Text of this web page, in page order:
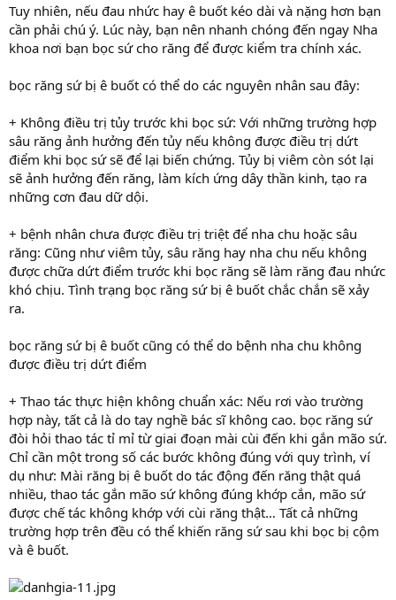
Tuy nhiên, nếu đau nhức hay ê buốt kéo dài và nặng hơn bạn
cần phải chú ý. Lúc này, bạn nên nhanh chóng đến ngay Nha
khoa nơi bạn bọc sứ cho răng để được kiểm tra chính xác.
bọc răng sứ bị ê buốt có thể do các nguyên nhân sau đây:
+ Không điều trị tủy trước khi bọc sứ: Với những trường hợp
sâu răng ảnh hưởng đến tủy nếu không được điều trị dứt
điểm khi bọc sứ sẽ để lại biến chứng. Tủy bị viêm còn sót lại
sẽ ảnh hưởng đến răng, làm kích ứng dây thần kinh, tạo ra
những cơn đau dữ dội.
+ bệnh nhân chưa được điều trị triệt để nha chu hoặc sâu
răng: Cũng như viêm tủy, sâu răng hay nha chu nếu không
được chữa dứt điểm trước khi bọc răng sẽ làm răng đau nhức
khó chịu. Tình trạng bọc răng sứ bị ê buốt chắc chắn sẽ xảy
ra.
bọc răng sứ bị ê buốt cũng có thể do bệnh nha chu không
được điều trị dứt điểm
+ Thao tác thực hiện không chuẩn xác: Nếu rơi vào trường
hợp này, tất cả là do tay nghề bác sĩ không cao. bọc răng sứ
đòi hỏi thao tác tỉ mỉ từ giai đoạn mài cùi đến khi gắn mão sứ.
Chỉ cần một trong số các bước không đúng với quy trình, ví
dụ như: Mài răng bị ê buốt do tác động đến răng thật quá
nhiều, thao tác gắn mão sứ không đúng khớp cắn, mão sứ
được chế tác không khớp với cùi răng thật… Tất cả những
trường hợp trên đều có thể khiến răng sứ sau khi bọc bị cộm
và ê buốt.